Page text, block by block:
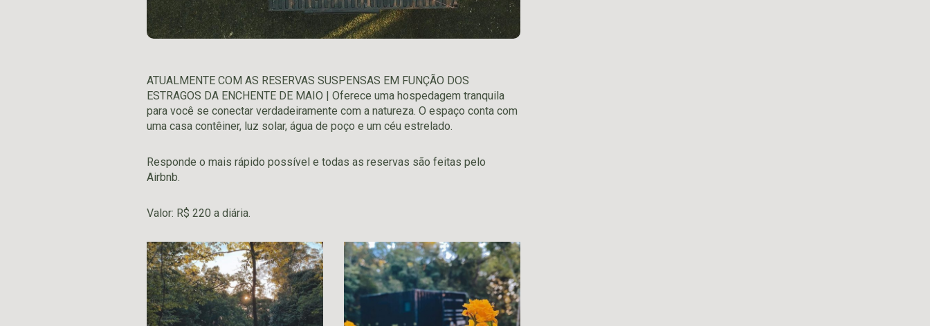
ATUALMENTE COM AS RESERVAS SUSPENSAS EM FUNÇÃO DOS
ESTRAGOS DA ENCHENTE DE MAIO | Oferece uma hospedagem tranquila
para você se conectar verdadeiramente com a natureza. O espaço conta com
uma casa contêiner, luz solar, água de poço e um céu estrelado.
Responde o mais rápido possível e todas as reservas são feitas pelo
Airbnb.
Valor: R$ 220 a diária.